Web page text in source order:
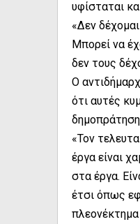
υφίσταται
«Δεν
Μπορεί να
δεν τους
Ο
ότι αυτές
«Τον
έργα είναι
στα έργα.
έτσι όπως
πλεονέκτημα